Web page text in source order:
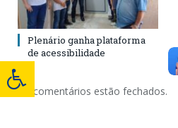
Plenário ganha plataforma
de acessibilidade
Os comentários estão fechados.